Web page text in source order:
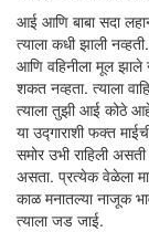
आई आणि बाबा सदा
त्याला कधी झाली
आणि वहिनीला मूल झाले
शकत नव्हता. त्याला
त्याला तुझी आई कोठे
या उद्गाराशी फक्त
समोर उभी राहिली
असता. प्रत्येक वेळेला
काळ मनातल्या नाजूक
त्याला जड जाई.